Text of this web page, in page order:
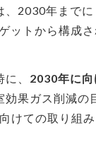
、2030年まで
ットから構成
、 2030年に
効果ガス削減
けての取り組